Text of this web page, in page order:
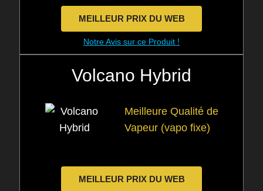
MEILLEUR PRIX DU WEB
Notre Avis sur ce Produit !
Volcano Hybrid
Meilleure Qualité de
Vapeur (vapo fixe)
MEILLEUR PRIX DU WEB